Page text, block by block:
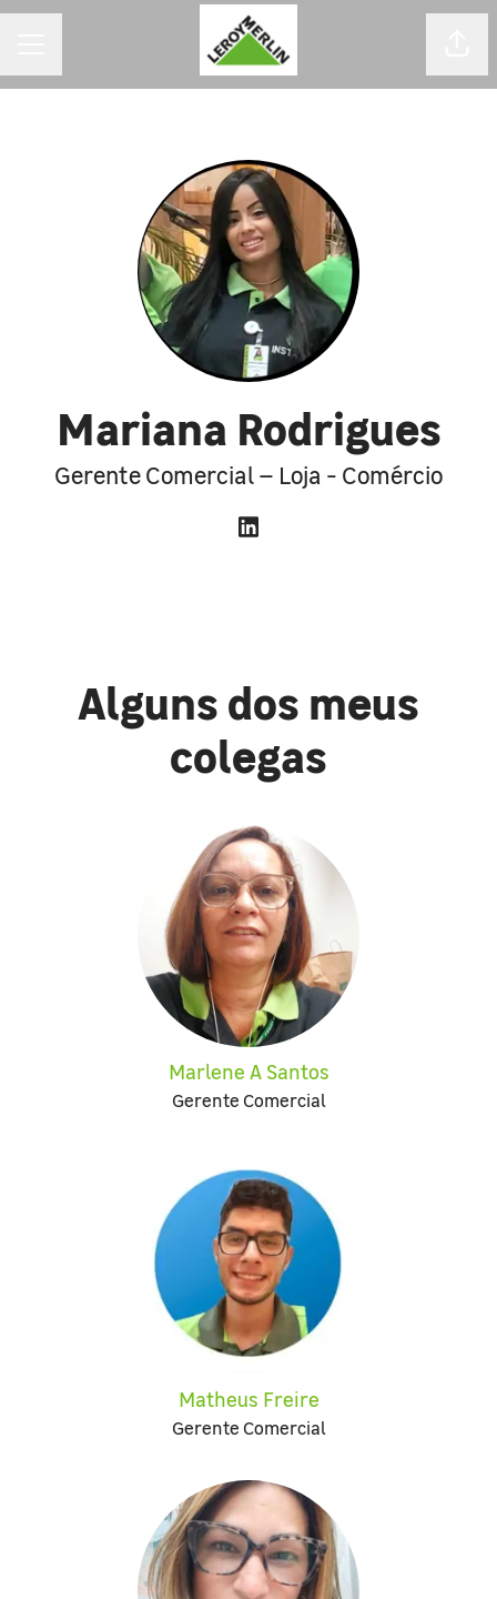
Mariana Rodrigues
Gerente Comercial – Loja - Comércio
Alguns dos meus
colegas
Marlene A Santos
Gerente Comercial
Matheus Freire
Gerente Comercial